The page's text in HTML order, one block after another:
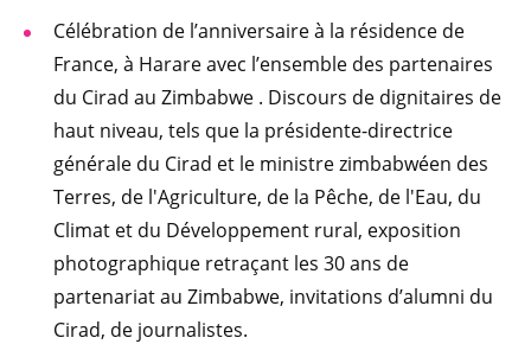
Célébration de l’anniversaire à la résidence de
France, à Harare avec l’ensemble des partenaires
du Cirad au Zimbabwe . Discours de dignitaires de
haut niveau, tels que la présidente-directrice
générale du Cirad et le ministre zimbabwéen des
Terres, de l'Agriculture, de la Pêche, de l'Eau, du
Climat et du Développement rural, exposition
photographique retraçant les 30 ans de
partenariat au Zimbabwe, invitations d’alumni du
Cirad, de journalistes.